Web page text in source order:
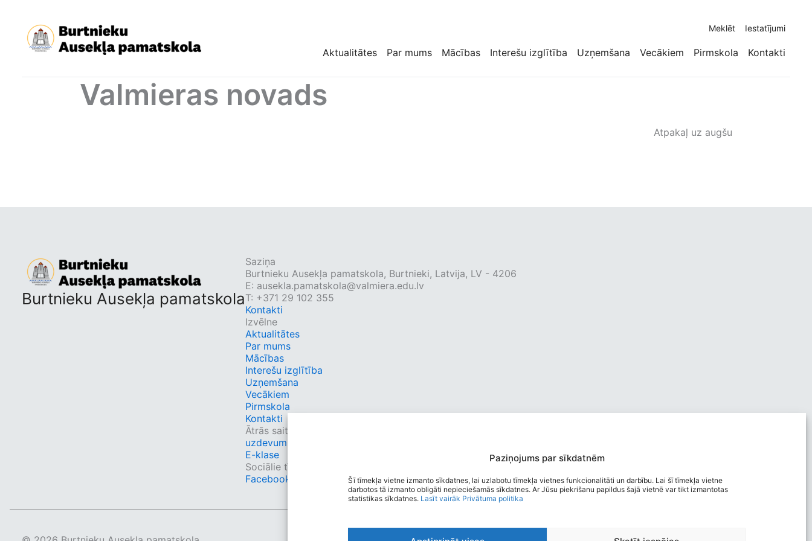
Paziņojums par sīkdatnēm
Šī tīmekļa vietne izmanto sīkdatnes, lai uzlabotu tīmekļa vietnes funkcionalitāti un darbību. Lai šī tīmekļa vietne
darbotos tā izmanto obligāti nepieciešamās sīkdatnes. Ar Jūsu piekrišanu papildus šajā vietnē var tikt izmantotas
statistikas sīkdatnes. Lasīt vairāk Privātuma politika
content
Meklēt Iestatījumi
Aktualitātes Par mums Mācības Interešu izglītība Uzņemšana Vecākiem Pirmskola Kontakti
Valmieras novads
Atpakaļ uz augšu
Burtnieku Ausekļa pamatskola
Saziņa
Burtnieku Ausekļa pamatskola, Burtnieki, Latvija, LV - 4206
E: ausekla.pamatskola@valmiera.edu.lv
T: +371 29 102 355
Kontakti
Izvēlne
Aktualitātes
Par mums
Mācības
Interešu izglītība
Uzņemšana
Vecākiem
Pirmskola
Kontakti
Ātrās saites
uzdevumi.lv
E-klase
Sociālie tīkli
Facebook